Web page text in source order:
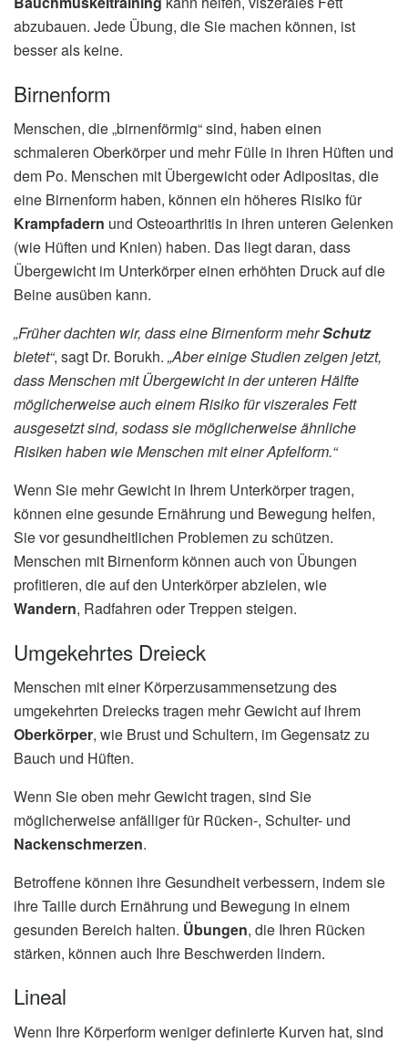
abzubauen. Jede Übung, die Sie machen können, ist
besser als keine.
Birnenform
Menschen, die „birnenförmig“ sind, haben einen
schmaleren Oberkörper und mehr Fülle in ihren Hüften und
dem Po. Menschen mit Übergewicht oder Adipositas, die
eine Birnenform haben, können ein höheres Risiko für
Krampfadern und Osteoarthritis in ihren unteren Gelenken
(wie Hüften und Knien) haben. Das liegt daran, dass
Übergewicht im Unterkörper einen erhöhten Druck auf die
Beine ausüben kann.
„Früher dachten wir, dass eine Birnenform mehrSchutz
bietet“, sagt Dr. Borukh. „Aber einige Studien zeigen jetzt,
dass Menschen mit Übergewicht in der unteren Hälfte
möglicherweise auch einem Risiko für viszerales Fett
ausgesetzt sind, sodass sie möglicherweise ähnliche
Risiken haben wie Menschen mit einer Apfelform.“
Wenn Sie mehr Gewicht in Ihrem Unterkörper tragen,
können eine gesunde Ernährung und Bewegung helfen,
Sie vor gesundheitlichen Problemen zu schützen.
Menschen mit Birnenform können auch von Übungen
profitieren, die auf den Unterkörper abzielen, wie
Wandern, Radfahren oder Treppen steigen.
Umgekehrtes Dreieck
Menschen mit einer Körperzusammensetzung des
umgekehrten Dreiecks tragen mehr Gewicht auf ihrem
Oberkörper, wie Brust und Schultern, im Gegensatz zu
Bauch und Hüften.
Wenn Sie oben mehr Gewicht tragen, sind Sie
möglicherweise anfälliger für Rücken-, Schulter- und
Nackenschmerzen.
Betroffene können ihre Gesundheit verbessern, indem sie
ihre Taille durch Ernährung und Bewegung in einem
gesunden Bereich halten. Übungen, die Ihren Rücken
stärken, können auch Ihre Beschwerden lindern.
Lineal
Wenn Ihre Körperform weniger definierte Kurven hat, sind